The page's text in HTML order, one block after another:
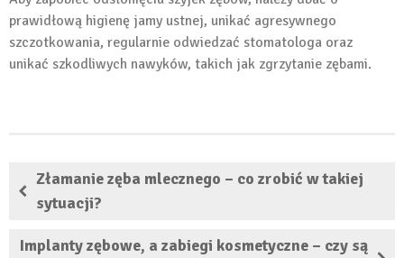
prawidłową higienę jamy ustnej, unikać agresywnego
szczotkowania, regularnie odwiedzać stomatologa oraz
unikać szkodliwych nawyków, takich jak zgrzytanie zębami.
Złamanie zęba mlecznego – co zrobić w takiej
sytuacji?
Implanty zębowe, a zabiegi kosmetyczne – czy są